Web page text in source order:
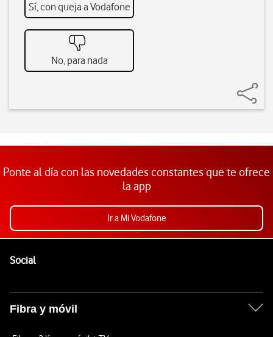
Sí, con queja a Vodafone
No, para nada
Ponte al día con las novedades constantes que te ofrece
la app
Ir a Mi Vodafone
SocialEnlaces a las redes sociales de Vodafone
Fibra y móvil